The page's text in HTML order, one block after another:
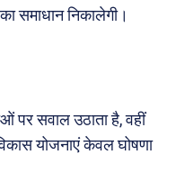
समाधान निकालेगी।
पर सवाल उठाता है, वहीं
योजनाएं केवल घोषणा